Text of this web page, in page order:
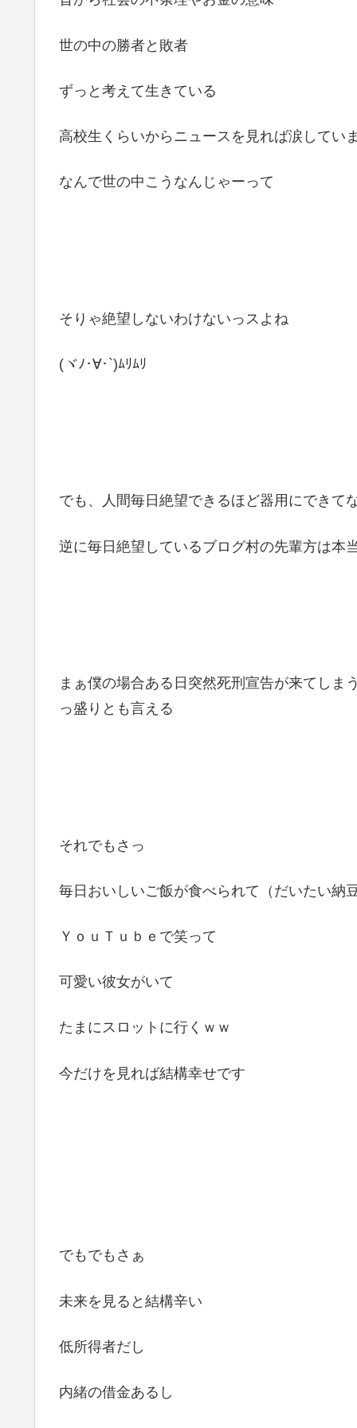
世の中の勝者と敗者
ずっと考えて生きている
高校生くらいからニュースを見れば涙してい
なんで世の中こうなんじゃーって
そりゃ絶望しないわけないっスよね
(ヾﾉ･∀･`)ﾑﾘﾑﾘ
でも、人間毎日絶望できるほど器用にできて
逆に毎日絶望しているブログ村の先輩方は
まぁ僕の場合ある日突然死刑宣告が来てしま
っ盛りとも言える
それでもさっ
毎日おいしいご飯が食べられて（だいたい納
ＹｏｕＴｕｂｅで笑って
可愛い彼女がいて
たまにスロットに行くｗｗ
今だけを見れば結構幸せです
でもでもさぁ
未来を見ると結構辛い
低所得者だし
内緒の借金あるし